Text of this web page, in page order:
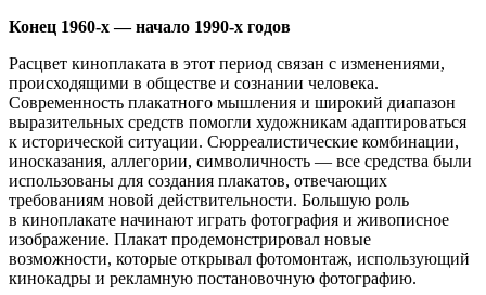
Конец 1960-х — начало 1990-х годов
Расцвет киноплаката в этот период связан с изменениями,
происходящими в обществе и сознании человека.
Современность плакатного мышления и широкий диапазон
выразительных средств помогли художникам адаптироваться
к исторической ситуации. Сюрреалистические комбинации,
иносказания, аллегории, символичность — все средства были
использованы для создания плакатов, отвечающих
требованиям новой действительности. Большую роль
в киноплакате начинают играть фотография и живописное
изображение. Плакат продемонстрировал новые
возможности, которые открывал фотомонтаж, использующий
кинокадры и рекламную постановочную фотографию.